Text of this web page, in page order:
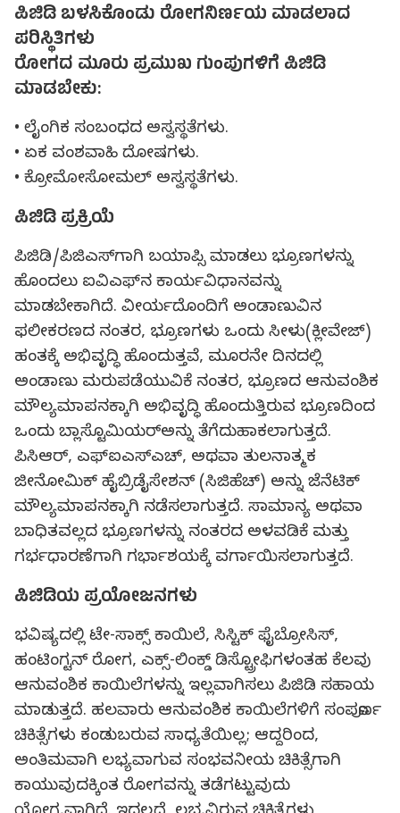
ಪಿಜಿಡಿ ಬಳಸಿಕೊಂಡು ರೋಗನಿರ್ಣಯ ಮಾಡಲಾದ
ಪರಿಸ್ಥಿತಿಗಳು
ರೋಗದ ಮೂರು ಪ್ರಮುಖ ಗುಂಪುಗಳಿಗೆ ಪಿಜಿಡಿ
ಮಾಡಬೇಕು:
• ಲೈಂಗಿಕ ಸಂಬಂಧದ ಅಸ್ವಸ್ಥತೆಗಳು.
• ಏಕ ವಂಶವಾಹಿ ದೋಷಗಳು.
• ಕ್ರೋಮೋಸೋಮಲ್ ಅಸ್ವಸ್ಥತೆಗಳು.
ಪಿಜಿಡಿ ಪ್ರಕ್ರಿಯೆ
ಪಿಜಿಡಿ/ಪಿಜಿಎಸ್‍ಗಾಗಿ ಬಯಾಪ್ಸಿ ಮಾಡಲು ಭ್ರೂಣಗಳನ್ನು
ಹೊಂದಲು ಐವಿಎಫ್‍ನ ಕಾರ್ಯವಿಧಾನವನ್ನು
ಮಾಡಬೇಕಾಗಿದೆ. ವೀರ್ಯದೊಂದಿಗೆ ಅಂಡಾಣುವಿನ
ಫಲೀಕರಣದ ನಂತರ, ಭ್ರೂಣಗಳು ಒಂದು ಸೀಳು(ಕ್ಲೀವೇಜ್)
ಹಂತಕ್ಕೆ ಅಭಿವೃದ್ಧಿ ಹೊಂದುತ್ತವೆ, ಮೂರನೇ ದಿನದಲ್ಲಿ
ಅಂಡಾಣು ಮರುಪಡೆಯುವಿಕೆ ನಂತರ, ಭ್ರೂಣದ ಆನುವಂಶಿಕ
ಮೌಲ್ಯಮಾಪನಕ್ಕಾಗಿ ಅಭಿವೃದ್ಧಿ ಹೊಂದುತ್ತಿರುವ ಭ್ರೂಣದಿಂದ
ಒಂದು ಬ್ಲಾಸ್ಟೊಮಿಯರ್‍ಅನ್ನು ತೆಗೆದುಹಾಕಲಾಗುತ್ತದೆ.
ಪಿಸಿಆರ್, ಎಫ್‍ಐಎಸ್‍ಎಚ್, ಅಥವಾ ತುಲನಾತ್ಮಕ
ಜೀನೋಮಿಕ್ ಹೈಬ್ರಿಡೈಸೇಶನ್ (ಸಿಜಿಹೆಚ್) ಅನ್ನು ಜೆನೆಟಿಕ್
ಮೌಲ್ಯಮಾಪನಕ್ಕಾಗಿ ನಡೆಸಲಾಗುತ್ತದೆ. ಸಾಮಾನ್ಯ ಅಥವಾ
ಬಾಧಿತವಲ್ಲದ ಭ್ರೂಣಗಳನ್ನು ನಂತರದ ಅಳವಡಿಕೆ ಮತ್ತು
ಗರ್ಭಧಾರಣೆಗಾಗಿ ಗರ್ಭಾಶಯಕ್ಕೆ ವರ್ಗಾಯಿಸಲಾಗುತ್ತದೆ.
ಪಿಜಿಡಿಯ ಪ್ರಯೋಜನಗಳು
ಭವಿಷ್ಯದಲ್ಲಿ ಟೇ-ಸಾಕ್ಸ್ ಕಾಯಿಲೆ, ಸಿಸ್ಟಿಕ್ ಫೈಬ್ರೋಸಿಸ್,
ಹಂಟಿಂಗ್ಟನ್ ರೋಗ, ಎಕ್ಸ್-ಲಿಂಕ್ಡ್ ಡಿಸ್ಟ್ರೋಫಿಗಳಂತಹ ಕೆಲವು
ಆನುವಂಶಿಕ ಕಾಯಿಲೆಗಳನ್ನು ಇಲ್ಲವಾಗಿಸಲು ಪಿಜಿಡಿ ಸಹಾಯ
ಮಾಡುತ್ತದೆ. ಹಲವಾರು ಆನುವಂಶಿಕ ಕಾಯಿಲೆಗಳಿಗೆ ಸಂಪೂರ್ಣ
ಚಿಕಿತ್ಸೆಗಳು ಕಂಡುಬರುವ ಸಾಧ್ಯತೆಯಿಲ್ಲ; ಆದ್ದರಿಂದ,
ಅಂತಿಮವಾಗಿ ಲಭ್ಯವಾಗುವ ಸಂಭವನೀಯ ಚಿಕಿತ್ಸೆಗಾಗಿ
ಕಾಯುವುದಕ್ಕಿಂತ ರೋಗವನ್ನು ತಡೆಗಟ್ಟುವುದು